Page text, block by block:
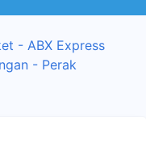
- ABX Express
- Perak